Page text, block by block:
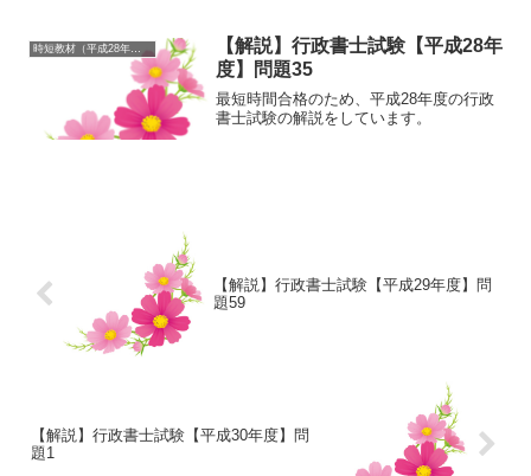
時短教材（平成28年度）
【解説】行政書士試験【平成28年
度】問題35
最短時間合格のため、平成28年度の行政
書士試験の解説をしています。
【解説】行政書士試験【平成29年度】問
題59
【解説】行政書士試験【平成30年度】問
題1